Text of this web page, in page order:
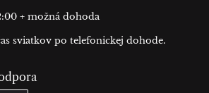
+ možná dohoda
sviatkov po telefonickej dohode.